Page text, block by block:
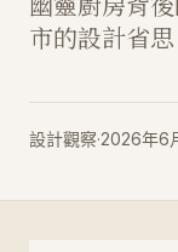
市的設計省思
設計觀察·2026年6